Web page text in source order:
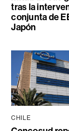
tras la
conjunta de
Japón
CHILE